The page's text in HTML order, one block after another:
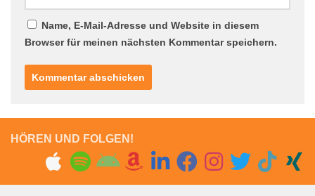
Name, E-Mail-Adresse und Website in diesem
Browser für meinen nächsten Kommentar speichern.
HÖREN UND FOLGEN!